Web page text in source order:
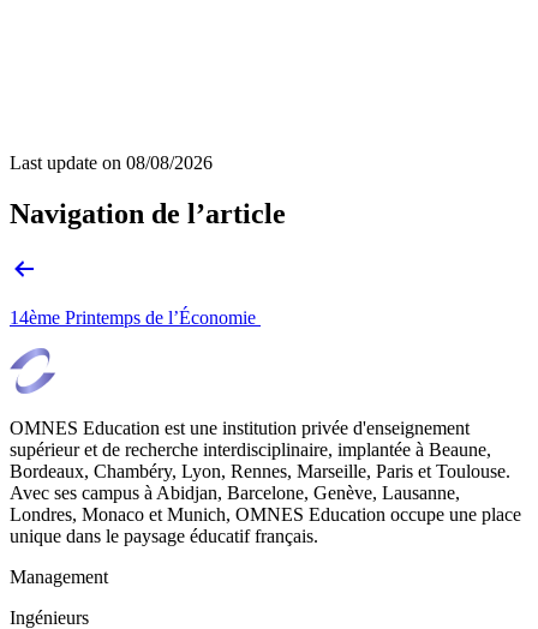
Last update on 08/08/2026
Navigation de l’article
14ème Printemps de l’Économie
OMNES Education est une institution privée d'enseignement
supérieur et de recherche interdisciplinaire, implantée à Beaune,
Bordeaux, Chambéry, Lyon, Rennes, Marseille, Paris et Toulouse.
Avec ses campus à Abidjan, Barcelone, Genève, Lausanne,
Londres, Monaco et Munich, OMNES Education occupe une place
unique dans le paysage éducatif français.
Management
Ingénieurs